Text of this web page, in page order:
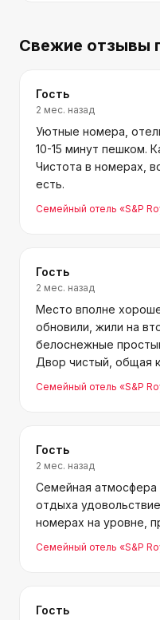
Свежие отзывы
Гость
2 мес. назад
Уютные номера,
10-15 минут пешком.
Чистота в номерах,
есть.
Семейный отель «S&P
Гость
2 мес. назад
Место вполне
обновили, жили на
белоснежные
Двор чистый, общая
Бывают скидки.
Семейный отель «S&P
Гость
2 мес. назад
Семейная атмосфера
отдыха
номерах на уровне,
Семейный отель «S&P
Гость